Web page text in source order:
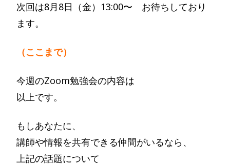
次回は8月8日（金）13:00〜 お待ちしており
ます。
（ここまで）
今週のZoom勉強会の内容は
以上です。
もしあなたに、
講師や情報を共有できる仲間がいるなら、
上記の話題について